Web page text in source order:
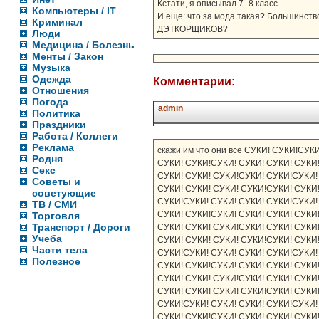
Компьютеры / IT
Криминал
Люди
Медицина / Болезнь
Менты / Закон
Музыка
Одежда
Отношения
Погода
Политика
Праздники
Работа / Коллеги
Реклама
Родня
Секс
Советы и
советующие
ТВ / СМИ
Торговля
Транспорт / Дороги
Учеба
Части тела
Полезное
Кстати, я описывал 7- 8 класс…
И еще: что за мода такая?
ДЭТКОРЩИКОВ?
Комментарии:
admin
скажи им что они все СУКИ! СУКИ!СУКИ! СУКИ! СУКИ! СУКИ!СУКИ! СУКИ! СУКИ! СУКИ!СУКИ! СУКИ! СУКИ! СУКИ!СУКИ! СУКИ! СУКИ! СУКИ!СУКИ! СУКИ! СУКИ! СУКИ!СУКИ! СУКИ! СУКИ! СУКИ!СУКИ! СУКИ! СУКИ! СУКИ!СУКИ! СУКИ! СУКИ! СУКИ!СУКИ! СУКИ! СУКИ! СУКИ!СУКИ! СУКИ! СУКИ! СУКИ!СУКИ! СУКИ! СУКИ! СУКИ!СУКИ! СУКИ!СУКИ! СУКИ!СУКИ! СУКИ! СУКИ! СУКИ!СУКИ! СУКИ! СУКИ! СУКИ!СУКИ! СУКИ! СУКИ! СУКИ!СУКИ! СУКИ! СУКИ! СУКИ!СУКИ! СУКИ! СУКИ! СУКИ!СУКИ! СУКИ! СУКИ! СУКИ!СУКИ! СУКИ! СУКИ! СУКИ!СУКИ! СУКИ! СУКИ! СУКИ!СУКИ! СУКИ! СУКИ! СУКИ!СУКИ! СУКИ! СУКИ! СУКИ!СУКИ! СУКИ! СУКИ! СУКИ!СУКИ! СУКИ! СУКИ! СУКИ!СУКИ! СУКИ! СУКИ! СУКИ!СУКИ! СУКИ! СУКИ! СУКИ!СУКИ! СУКИ! СУКИ! СУКИ!СУКИ! СУКИ! СУКИ! СУКИ!СУКИ! СУКИ! СУКИ! СУКИ!СУКИ! СУКИ!СУКИ! СУКИ!СУКИ! СУКИ! СУКИ! СУКИ!СУКИ! СУКИ! СУКИ! СУКИ!СУКИ! СУКИ! СУКИ! СУКИ!СУКИ! СУКИ! СУКИ! СУКИ!СУКИ! СУКИ! СУКИ! СУКИ!СУКИ! СУКИ! СУКИ! СУКИ!СУКИ! СУКИ! СУКИ! СУКИ!СУКИ! СУКИ! СУКИ! СУКИ!СУКИ! СУКИ! СУКИ! СУКИ!СУКИ! СУКИ! СУКИ! СУКИ!СУКИ! СУКИ! СУКИ! СУКИ!СУКИ! СУКИ! СУКИ! СУКИ!СУКИ! СУКИ! СУКИ! СУКИ!СУКИ! СУКИ! СУКИ! СУКИ!СУКИ! СУКИ! СУКИ! СУКИ!СУКИ! СУКИ! СУКИ! СУКИ!СУКИ! СУКИ! СУКИ! СУКИ!СУКИ! СУКИ!СУКИ! СУКИ!СУКИ! СУКИ! СУКИ! СУКИ!СУКИ! СУКИ! СУКИ! СУКИ!СУКИ! СУКИ! СУКИ! СУКИ!СУКИ! СУКИ! СУКИ! СУКИ!СУКИ! СУКИ! СУКИ! СУКИ!СУКИ! СУКИ! СУКИ! СУКИ!СУКИ! СУКИ! СУКИ! СУКИ!СУКИ! СУКИ! СУКИ! СУКИ!СУКИ! СУКИ! СУКИ! СУКИ!СУКИ! СУКИ! СУКИ! СУКИ!СУКИ! СУКИ! СУКИ! СУКИ!СУКИ! СУКИ! СУКИ! СУКИ!СУКИ! СУКИ! СУКИ! СУКИ!СУКИ! СУКИ! СУКИ! СУКИ!СУКИ! СУКИ! СУКИ! СУКИ!СУКИ! СУКИ! СУКИ! СУКИ!СУКИ! СУКИ! СУКИ! СУКИ!СУКИ! СУКИ!СУКИ! СУКИ!СУКИ! СУКИ! СУКИ! СУКИ!СУКИ! СУКИ! СУКИ! СУКИ!СУКИ! СУКИ! СУКИ! СУКИ!СУКИ! СУКИ! СУКИ! СУКИ!СУКИ! СУКИ! СУКИ! СУКИ!СУКИ! СУКИ! СУКИ! СУКИ!СУКИ! СУКИ! СУКИ! СУКИ!СУКИ! СУКИ! СУКИ! СУКИ!СУКИ! СУКИ! СУКИ! СУКИ!СУКИ! СУКИ! СУКИ! СУКИ!СУКИ! СУКИ! СУКИ! СУКИ!СУКИ! СУКИ! СУКИ! СУКИ!СУКИ! СУКИ! СУКИ! СУКИ!СУКИ! СУКИ! СУКИ! СУКИ!СУКИ! СУКИ! СУКИ! СУКИ!СУКИ! СУКИ! СУКИ! СУКИ!СУКИ! СУКИ! СУКИ! СУКИ!СУКИ! СУКИ!СУКИ! СУКИ!СУКИ! СУКИ! СУКИ! СУКИ!СУКИ! СУКИ! СУКИ! СУКИ!СУКИ! СУКИ! СУКИ! СУКИ!СУКИ! СУКИ! СУКИ! СУКИ!СУКИ! СУКИ! СУКИ! СУКИ!СУКИ! СУКИ! СУКИ! СУКИ!СУКИ! СУКИ! СУКИ! СУКИ!СУКИ! СУКИ! СУКИ! СУКИ!СУКИ! СУКИ! СУКИ! СУКИ!СУКИ! СУКИ! СУКИ! СУКИ!СУКИ! СУКИ! СУКИ! СУКИ!СУКИ! СУКИ! СУКИ! СУКИ!СУКИ! СУКИ! СУКИ! СУКИ!СУКИ! СУКИ! СУКИ! СУКИ!СУКИ! СУКИ! СУКИ! СУКИ!СУКИ! СУКИ! СУКИ! СУКИ!СУКИ! СУКИ! СУКИ! СУКИ!СУКИ! СУКИ!СУКИ! СУКИ!СУКИ! СУКИ! СУКИ! СУКИ!СУКИ! СУКИ! СУКИ! СУКИ!СУКИ! СУКИ! СУКИ! СУКИ!СУКИ! СУКИ! СУКИ! СУКИ!СУКИ! СУКИ! СУКИ!